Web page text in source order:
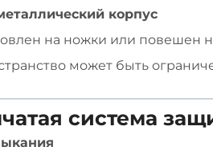
корпус
на ножки или повешен
может быть
система